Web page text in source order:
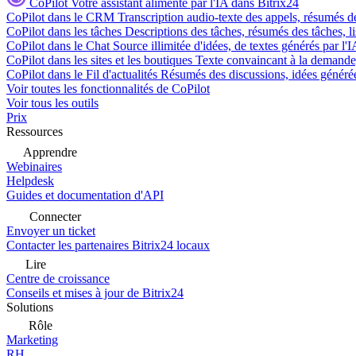
CoPilot Votre assistant alimenté par l'IA dans Bitrix24
CoPilot dans le CRM Transcription audio-texte des appels, résumés
CoPilot dans les tâches Descriptions des tâches, résumés des
CoPilot dans le Chat Source illimitée d'idées, de textes générés par
CoPilot dans les sites et les boutiques Texte convaincant à la
CoPilot dans le Fil d'actualités Résumés des discussions, idées
Voir toutes les fonctionnalités de CoPilot
Voir tous les outils
Prix
Ressources
Apprendre
Webinaires
Helpdesk
Guides et documentation d'API
Connecter
Envoyer un ticket
Contacter les partenaires Bitrix24 locaux
Lire
Centre de croissance
Conseils et mises à jour de Bitrix24
Solutions
Rôle
Marketing